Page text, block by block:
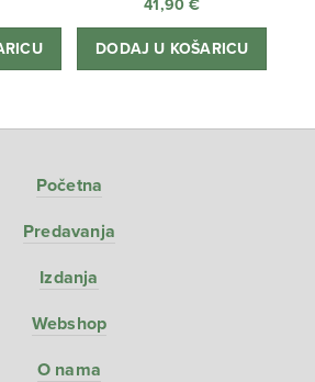
41,90€
DODAJ U KOŠARICU
Početna
Predavanja
Izdanja
Webshop
O nama